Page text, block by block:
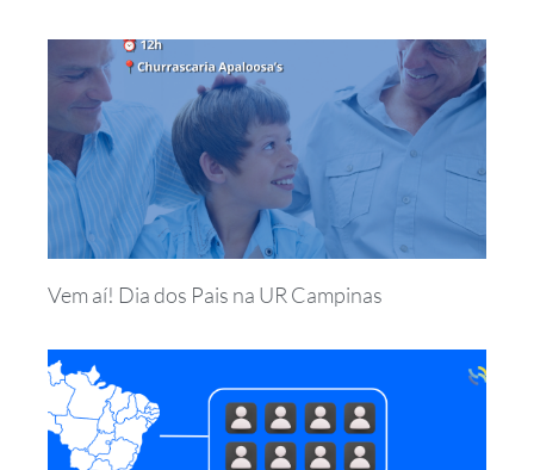
Vem aí! Dia dos Pais na UR Campinas